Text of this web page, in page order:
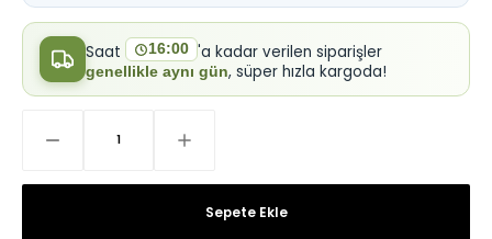
Saat 16:00 'a kadar verilen siparişler
genellikle aynı gün, süper hızla kargoda!
Sepete Ekle